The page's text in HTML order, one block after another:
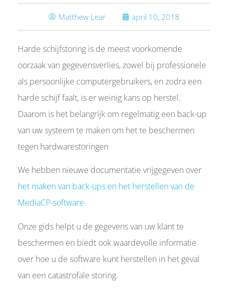
Matthew Lear april 10, 2018
Harde schijfstoring is de meest voorkomende
oorzaak van gegevensverlies, zowel bij professionele
als persoonlijke computergebruikers, en zodra een
harde schijf faalt, is er weinig kans op herstel.
Daarom is het belangrijk om regelmatig een back-up
van uw systeem te maken om het te beschermen
tegen hardwarestoringen
We hebben nieuwe documentatie vrijgegeven over
het maken van back-ups en het herstellen van de
MediaCP-software.
Onze gids helpt u de gegevens van uw klant te
beschermen en biedt ook waardevolle informatie
over hoe u de software kunt herstellen in het geval
van een catastrofale storing.